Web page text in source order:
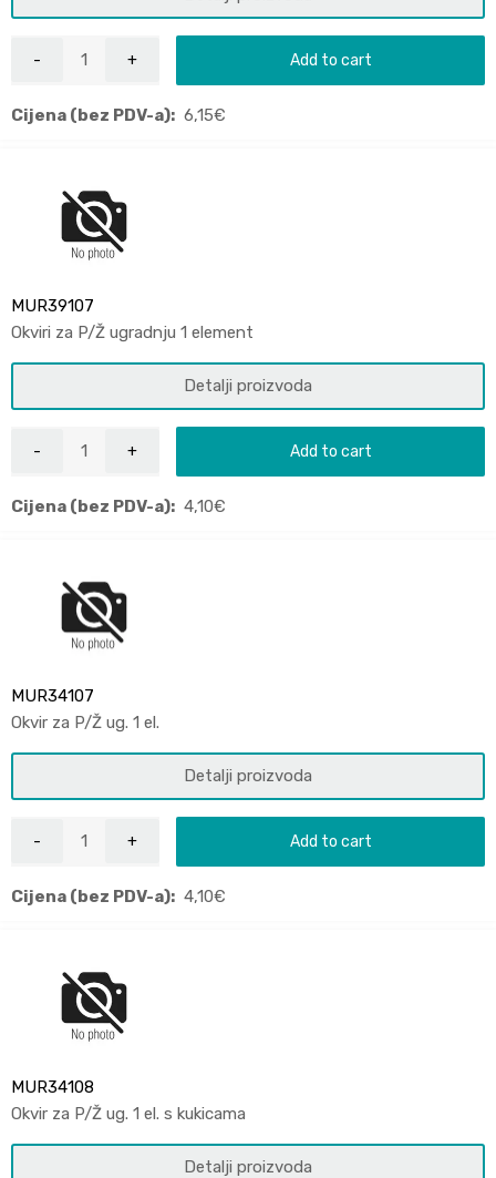
Add to cart
Cijena (bez PDV-a): 6,15€
MUR39107
Okviri za P/Ž ugradnju 1 element
Detalji proizvoda
Add to cart
Cijena (bez PDV-a): 4,10€
MUR34107
Okvir za P/Ž ug. 1 el.
Detalji proizvoda
Add to cart
Cijena (bez PDV-a): 4,10€
MUR34108
Okvir za P/Ž ug. 1 el. s kukicama
Detalji proizvoda